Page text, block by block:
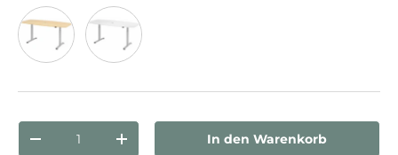
Eiche
Anzahl
Menge verringernMenge erhöhenIn den Warenkorb